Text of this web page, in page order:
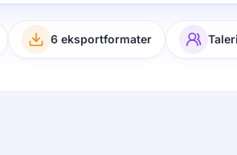
6 eksportformater